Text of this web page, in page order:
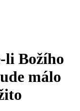
li Božího
málo